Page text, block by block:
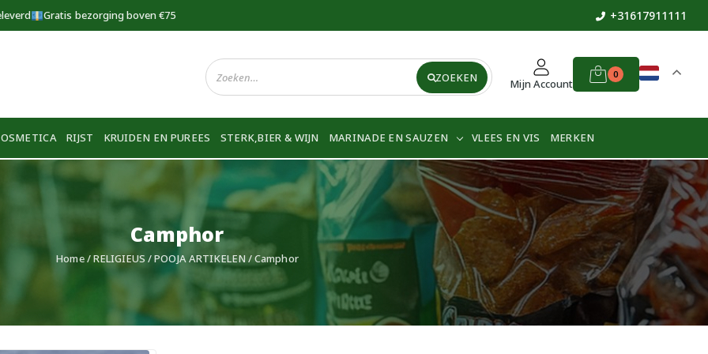
Gratis bezorging boven €75 +31617911111
ZOEKEN Mijn Account
0
RIJST KRUIDEN EN PUREES STERK,BIER & WIJN MARINADE EN SAUZEN VLEES EN VIS MERKEN
Camphor
Home/RELIGIEUS /POOJA ARTIKELEN / Camphor